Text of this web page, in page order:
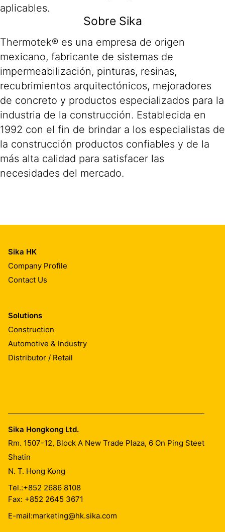
aplicables.
Sobre Sika
Thermotek® es una empresa de origen
mexicano, fabricante de sistemas de
impermeabilización, pinturas, resinas,
recubrimientos arquitectónicos, mejoradores
de concreto y productos especializados para la
industria de la construcción. Establecida en
1992 con el fin de brindar a los especialistas de
la construcción productos confiables y de la
más alta calidad para satisfacer las
necesidades del mercado.
Sika HK
Company Profile
Contact Us
Solutions
Construction
Automotive & Industry
Distributor / Retail
Sika Hongkong Ltd.
Rm. 1507-12, Block A New Trade Plaza, 6 On Ping Steet
Shatin
N. T. Hong Kong
Tel.:+852 2686 8108
Fax: +852 2645 3671
E-mail:marketing@hk.sika.com